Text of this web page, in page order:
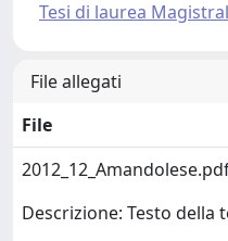
Tesi di laurea
File allegati
File
Descrizione: Testo della